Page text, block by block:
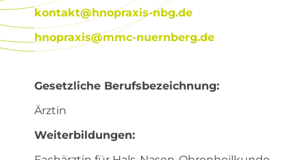
kontakt@hnopraxis-nbg.de
hnopraxis@mmc-nuernberg.de
Gesetzliche Berufsbezeichnung:
Ärztin
Weiterbildungen: